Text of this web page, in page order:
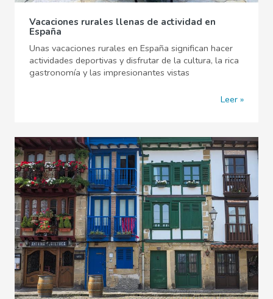
Vacaciones rurales llenas de actividad en
España
Unas vacaciones rurales en España significan hacer
actividades deportivas y disfrutar de la cultura, la rica
gastronomía y las impresionantes vistas
Leer